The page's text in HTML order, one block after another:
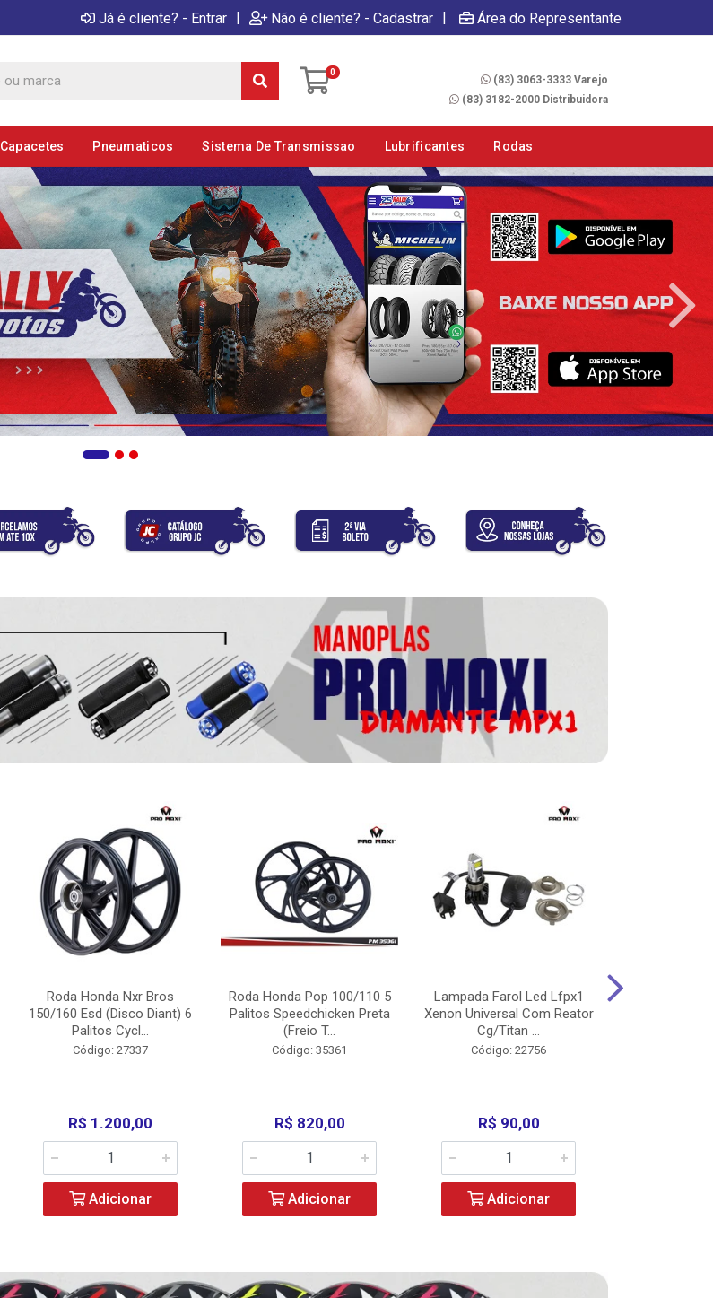
Já é cliente? - Entrar | Não é cliente? - Cadastrar | Área do Representante
0
(83) 3063-3333 Varejo
(83) 3182-2000 Distribuidora
Capacetes Pneumaticos Sistema De Transmissao Lubrificantes Rodas
Roda Honda Nxr Bros
150/160 Esd (Disco Diant) 6
Palitos Cycl...
Código: 27337
R$ 1.200,00
Adicionar
Roda Honda Pop 100/110 5
Palitos Speedchicken Preta
(Freio T...
Código: 35361
R$ 820,00
Adicionar
Lampada Farol Led Lfpx1
Xenon Universal Com Reator
Cg/Titan ...
Código: 22756
R$ 90,00
Adicionar